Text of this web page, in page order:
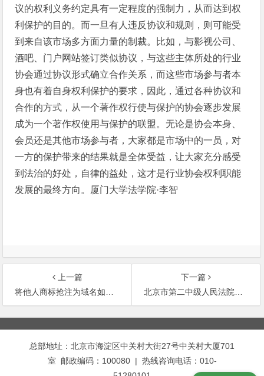
议的权利义务约定具有一定程度的强制力，从而达到权
利保护的目的。而一旦有人违反协议和规则，则可能受
到来自该市场多方面力量的制裁。比如，与影视公司、
酒吧、门户网站签订类似协议，与这些主体所处的行业
协会通过协议形式确立合作关系，而这些市场参与者本
身也有着自身权利保护的要求，因此，通过各种协议和
合作的方式，从一个著作权行使与保护的协会逐步发展
成为一个著作权使用与保护的联盟。无论是协会本身、
会员还是其他市场参与者，大家都是市场中的一员，对
一方的保护带来的结果就是全体受益，让大家充分感受
到法治的好处，自律的益处，这才是行业协会权利职能
发展的最终方向。厦门大学法学院·李智
上一篇
将他人商标抢注为域名如何定性
下一篇
北京市第二中级人民法院审理孟昭瑞诉人民出版社、中国人民革命军事博物馆侵犯著作权纠
文
章
总部地址：北京市海淀区中关村大街27号中关村大厦701
室 邮政编码：100080 | 热线咨询电话：010-